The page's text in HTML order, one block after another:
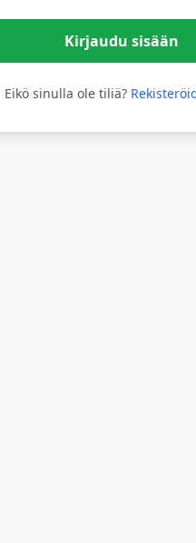
Kirjaudu sisään
Eikö sinulla ole tiliä?